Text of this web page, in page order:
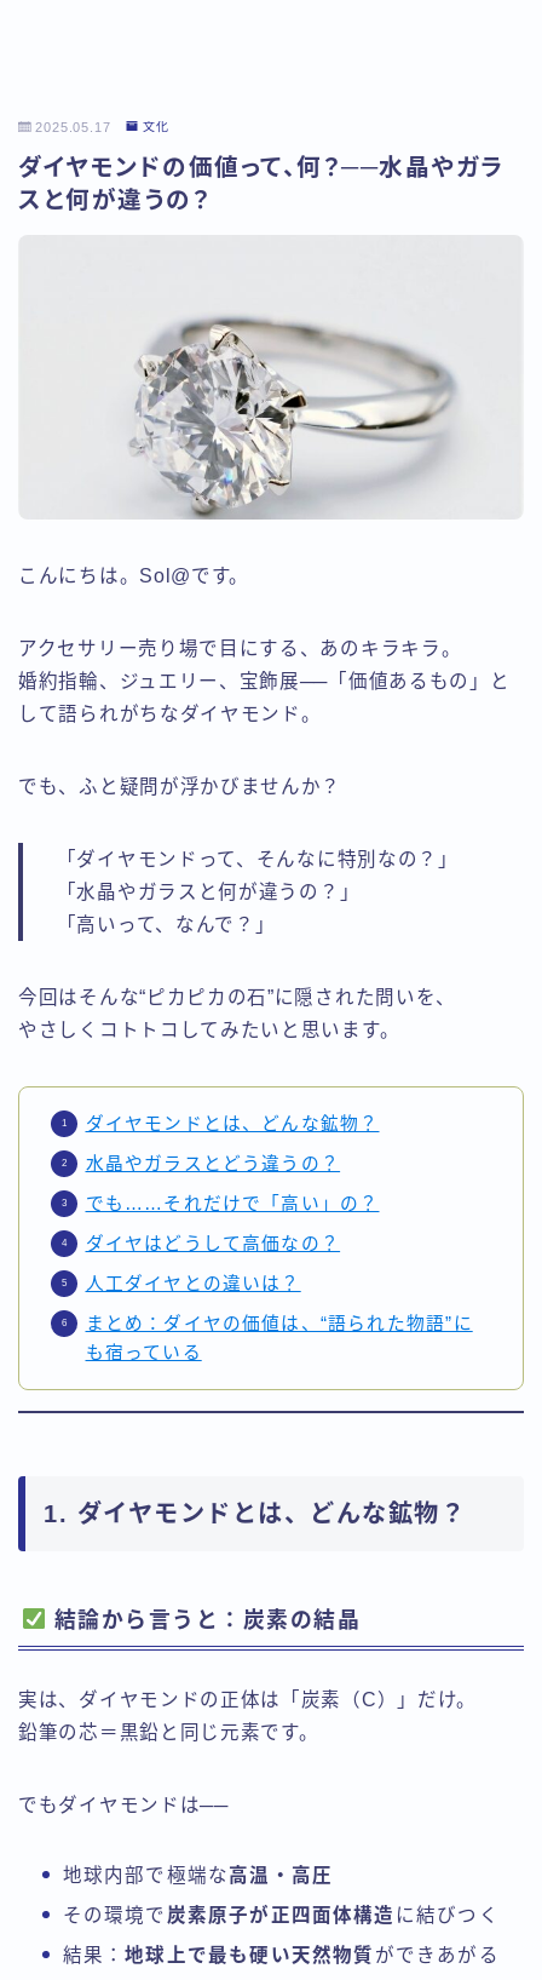
2025.05.17 文化
ダイヤモンドの価値って、何？──水晶やガラ
スと何が違うの？
こんにちは。Sol@です。
アクセサリー売り場で目にする、あのキラキラ。
婚約指輪、ジュエリー、宝飾展──「価値あるもの」と
して語られがちなダイヤモンド。
でも、ふと疑問が浮かびませんか？
「ダイヤモンドって、そんなに特別なの？」
「水晶やガラスと何が違うの？」
「高いって、なんで？」
今回はそんな“ピカピカの石”に隠された問いを、
やさしくコトトコしてみたいと思います。
ダイヤモンドとは、どんな鉱物？
水晶やガラスとどう違うの？
でも……それだけで「高い」の？
ダイヤはどうして高価なの？
人工ダイヤとの違いは？
まとめ：ダイヤの価値は、“語られた物語”に
も宿っている
1. ダイヤモンドとは、どんな鉱物？
結論から言うと： 炭素の結晶
実は、ダイヤモンドの正体は「炭素（C）」だけ。
鉛筆の芯＝黒鉛と同じ元素です。
でもダイヤモンドは──
地球内部で極端な高温・高圧
その環境で 炭素原子が正四面体構造 に結びつく
結果：地球上で最も硬い天然物質 ができあがる